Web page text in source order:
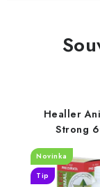
Healler
Strong
Novinka
Tip